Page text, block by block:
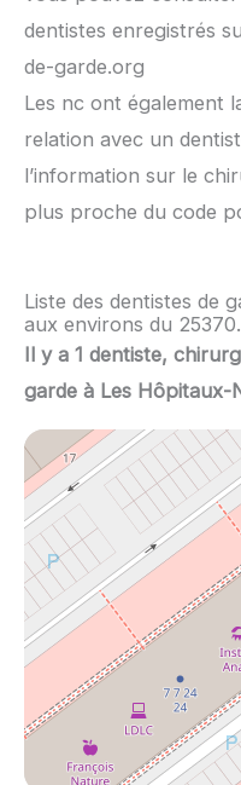
dentistes enregistrés
de-garde.org
Les nc ont également
relation avec un
l’information sur le
plus proche du code
Liste des dentistes de
aux environs du 25370.
Il y a 1 dentiste,
garde à Les Hôpitaux-